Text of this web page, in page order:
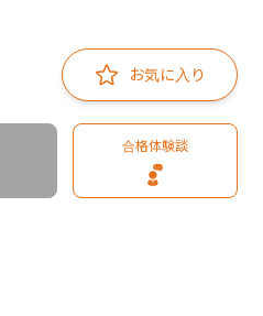
お気に入り
合格体験談